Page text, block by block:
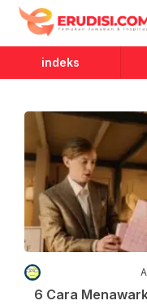
Erudisi
Temukan Jawaban
indeks
6 Cara